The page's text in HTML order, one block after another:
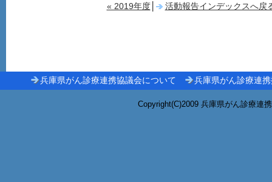
« 2019年度│ 活動報告インデックスへ戻
兵庫県がん診療連携協議会について 兵庫県がん診療連
Copyright(C)2009 兵庫県がん診療連